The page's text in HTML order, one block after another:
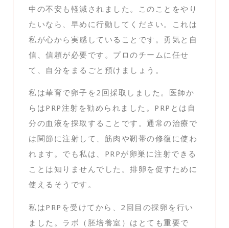
中の不安も軽減されました。このことをやり
たいなら、早めに行動してください。これは
私が心から実感していることです。勇気と自
信、信頼が必要です。プロのチームに任せ
て、自分をまるごと預けましょう。
私は華育で卵子を2回採取しました。医師か
らはPRP注射を勧められました。PRPとは自
分の血液を採取することです。通常の治療で
は関節に注射して、筋肉や靭帯の修復に使わ
れます。でも私は、PRPが卵巣に注射できる
ことは知りませんでした。排卵を促すために
使えるそうです。
私はPRPを受けてから、2回目の採卵を行い
ました。ラボ（胚培養室）はとても重要で